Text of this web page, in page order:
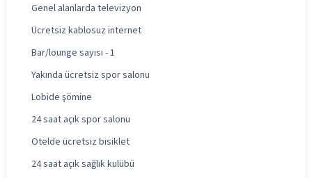
Genel alanlarda televizyon
Ücretsiz kablosuz internet
Bar/lounge sayısı - 1
Yakında ücretsiz spor salonu
Lobide şömine
24 saat açık spor salonu
Otelde ücretsiz bisiklet
24 saat açık sağlık kulübü